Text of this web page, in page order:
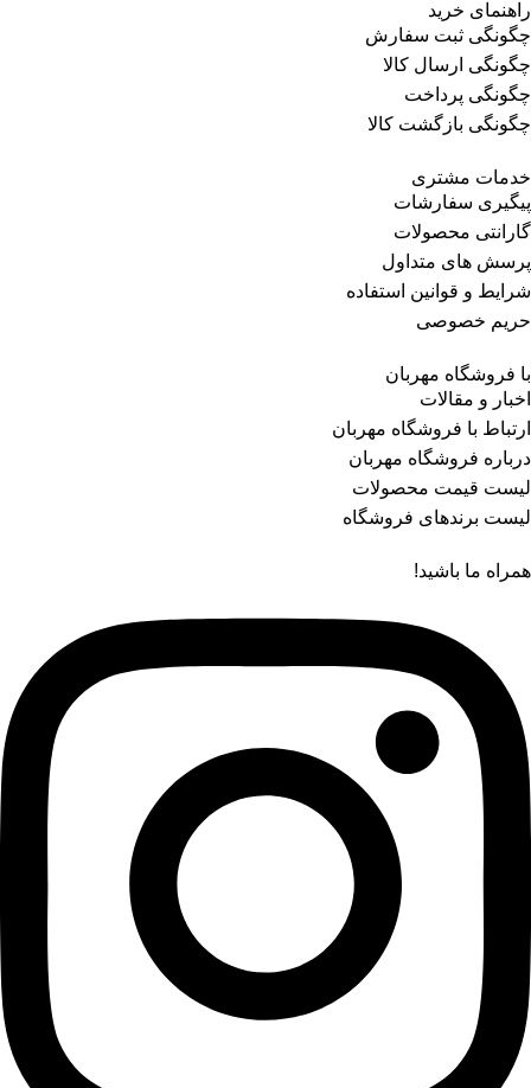
راهنمای خرید
چگونگی ثبت سفارش
چگونگی ارسال کالا
چگونگی پرداخت
چگونگی بازگشت کالا
خدمات مشتری
پیگیری سفارشات
گارانتی محصولات
پرسش های متداول
شرایط و قوانین استفاده
حریم خصوصی
با فروشگاه مهربان
اخبار و مقالات
ارتباط با فروشگاه مهربان
درباره فروشگاه مهربان
لیست قیمت محصولات
لیست برندهای فروشگاه
همراه ما باشید!